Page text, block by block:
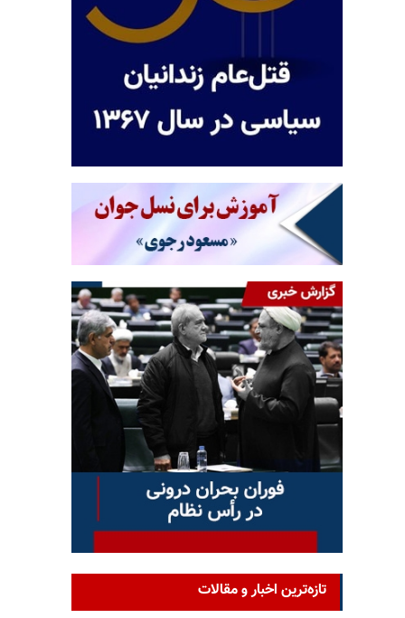
تازه‌ترین اخبار و مقالات